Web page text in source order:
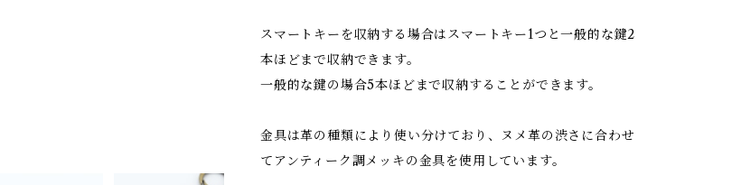
スマートキーを収納する場合はスマートキー1つと一般的な鍵2
本ほどまで収納できます。
一般的な鍵の場合5本ほどまで収納することができます。
金具は革の種類により使い分けており、ヌメ革の渋さに合わせ
てアンティーク調メッキの金具を使用しています。